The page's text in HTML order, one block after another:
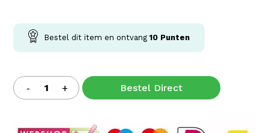
Bestel dit item en ontvang10 Punten
Bestel Direct